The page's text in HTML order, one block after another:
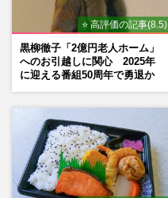
⭐ 高評価の記事(8.5)
黒柳徹子「2億円老人ホーム」
へのお引越しに関心 2025年
に迎える番組50周年で勇退か